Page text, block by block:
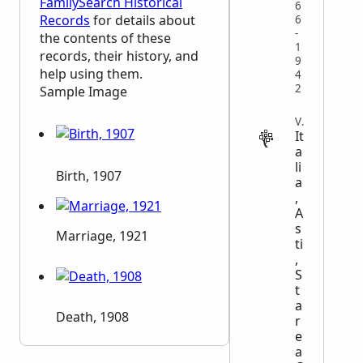
Records for details about
the contents of these
records, their history, and
help using them.
Sample Image
Birth, 1907
Marriage, 1921
Death, 1908
6
6
-
1
9
4
2
VITAL
It
a
li
a
,
A
s
ti
,
S
t
a
r
e
a